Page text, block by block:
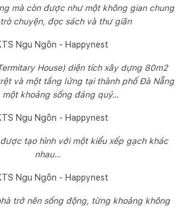
mà còn được như một không gian chung
chuyện, đọc sách và thư giãn
House) diện tích xây dựng 80m2
và một tầng lửng tại thành phố Đà Nẵng
một khoảng sống đáng quý…
tạo hình với một kiểu xếp gạch khác
nhau…
trở nên sống động, từng khoảng không